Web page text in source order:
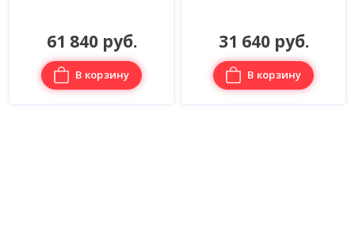
31 640 руб.
В корзину
89 700 руб.
В корзину